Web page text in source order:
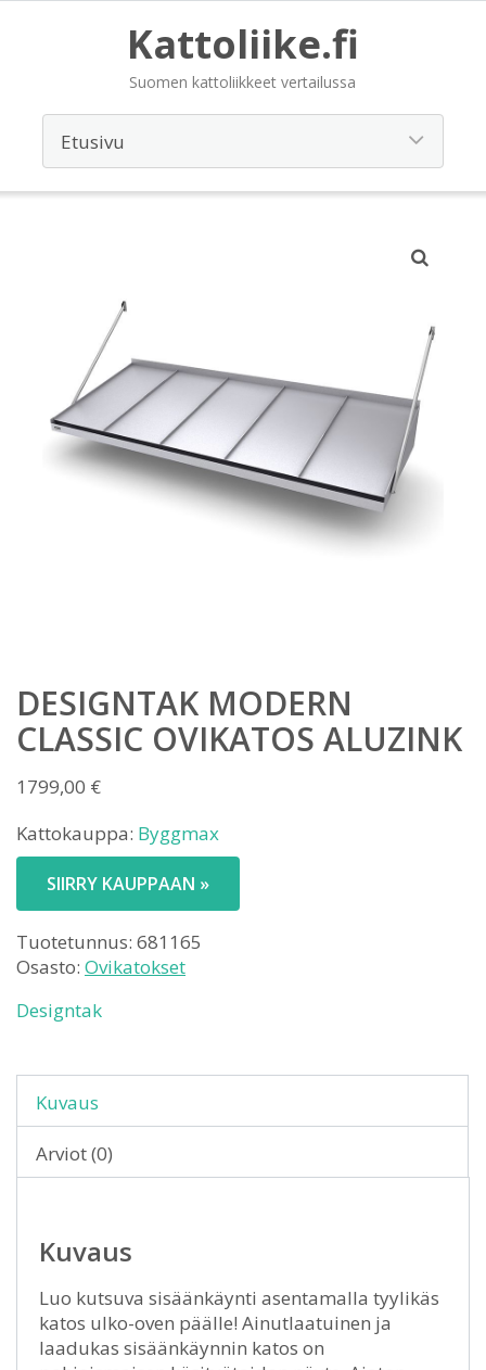
Kattoliike.fi
Suomen kattoliikkeet vertailussa
DESIGNTAK MODERN
CLASSIC OVIKATOS ALUZINK
1799,00 €
Kattokauppa: Byggmax
SIIRRY KAUPPAAN »
Tuotetunnus: 681165
Osasto: Ovikatokset
Designtak
Kuvaus
Arviot (0)
Kuvaus
Luo kutsuva sisäänkäynti asentamalla tyylikäs
katos ulko-oven päälle! Ainutlaatuinen ja
laadukas sisäänkäynnin katos on